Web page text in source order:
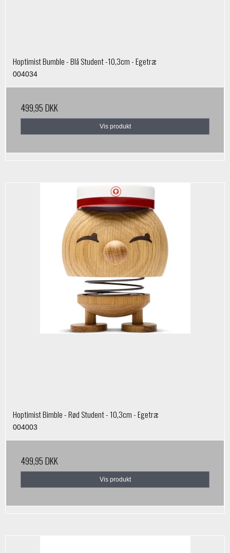
Hoptimist Bumble - Blå Student -10,3cm - Egetræ
004034
499,95 DKK
Vis produkt
Hoptimist Bimble - Rød Student - 10,3cm - Egetræ
004003
499,95 DKK
Vis produkt